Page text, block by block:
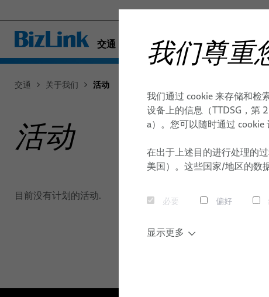
工厂自动化与机械
医疗
交通
- ENGINEERED SOLUTIONS
SILICONE CABLE SOLUTIONS
接地线和电源连接器
硅胶线
测试与模拟
项目管理
现代化
全球网络
交通 关于我们 活动
活动
目前没有计划的活动.
我们尊重
我们通过 cookie 来存储和检
设备上的信息（TTDSG，第
a）。您可以随时通过 cookie
在出于上述目的进行处理的
美国）。这些国家/地区的数
必要 偏好
显示更多